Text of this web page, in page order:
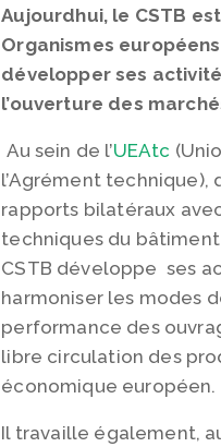
Aujourdhui, le CSTB
Organismes
développer ses
l’ouverture des
Au sein de l’UEAtc
l’Agrément technique),
rapports bilatéraux
techniques du
CSTB développe ses
harmoniser les modes
performance des
libre circulation des
économique européen.
Il travaille également,